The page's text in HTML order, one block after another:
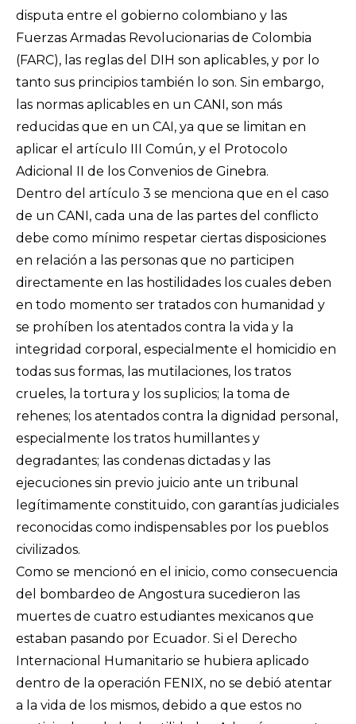
disputa entre el gobierno colombiano y las
Fuerzas Armadas Revolucionarias de Colombia
(FARC), las reglas del DIH son aplicables, y por lo
tanto sus principios también lo son. Sin embargo,
las normas aplicables en un CANI, son más
reducidas que en un CAI, ya que se limitan en
aplicar el artículo III Común, y el Protocolo
Adicional II de los Convenios de Ginebra.
Dentro del artículo 3 se menciona que en el caso
de un CANI, cada una de las partes del conflicto
debe como mínimo respetar ciertas disposiciones
en relación a las personas que no participen
directamente en las hostilidades los cuales deben
en todo momento ser tratados con humanidad y
se prohíben los atentados contra la vida y la
integridad corporal, especialmente el homicidio en
todas sus formas, las mutilaciones, los tratos
crueles, la tortura y los suplicios; la toma de
rehenes; los atentados contra la dignidad personal,
especialmente los tratos humillantes y
degradantes; las condenas dictadas y las
ejecuciones sin previo juicio ante un tribunal
legítimamente constituido, con garantías judiciales
reconocidas como indispensables por los pueblos
civilizados.
Como se mencionó en el inicio, como consecuencia
del bombardeo de Angostura sucedieron las
muertes de cuatro estudiantes mexicanos que
estaban pasando por Ecuador. Si el Derecho
Internacional Humanitario se hubiera aplicado
dentro de la operación FENIX, no se debió atentar
a la vida de los mismos, debido a que estos no